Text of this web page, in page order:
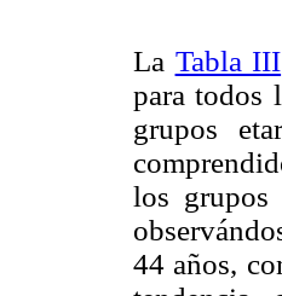
La Tabla III
para todos
grupos
los
44 años,